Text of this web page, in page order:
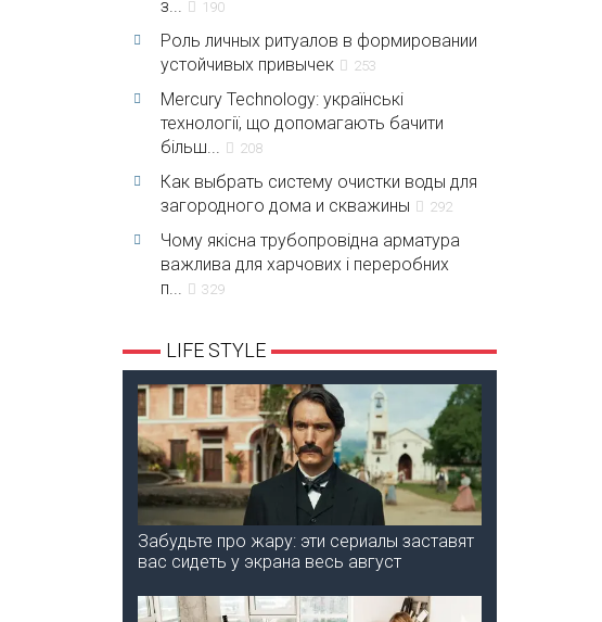
з...
190
Роль личных ритуалов в формировании
устойчивых привычек
253
Mercury Technology: українські
технології, що допомагають бачити
більш...
208
Как выбрать систему очистки воды для
загородного дома и скважины
292
Чому якісна трубопровідна арматура
важлива для харчових і переробних
п...
329
LIFE STYLE
Забудьте про жару: эти сериалы заставят
вас сидеть у экрана весь август